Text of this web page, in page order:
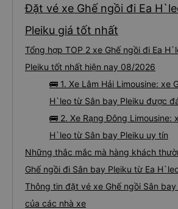
Đặt vé xe Ghế ngồi đi Ea
Pleiku giá tốt nhất
Tổng hợp TOP 2 xe Ghế ngồi đi Ea
Pleiku tốt nhất hiện nay 08/2026
🚌 1. Xe Lâm Hải Limousine: xe
H`leo từ Sân bay Pleiku được
🚌 2. Xe Rạng Đông Limousine:
H`leo từ Sân bay Pleiku uy tín
Những thắc mắc mà hàng khách
Ghế ngồi đi Sân bay Pleiku từ Ea
Thông tin đặt vé xe Ghế ngồi Sân bay
của các nhà xe